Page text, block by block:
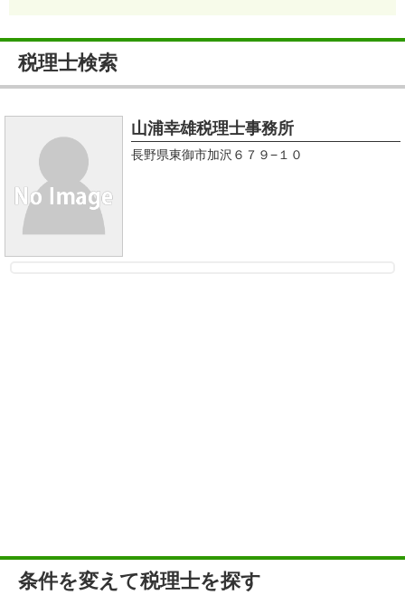
税理士検索
山浦幸雄税理士事務所
長野県東御市加沢６７９−１０
条件を変えて税理士を探す